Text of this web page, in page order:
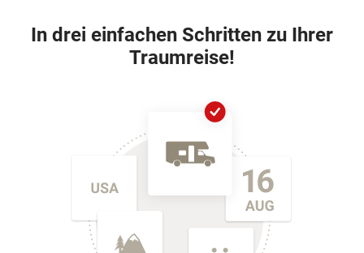
In drei einfachen Schritten zu Ihrer
Traumreise!